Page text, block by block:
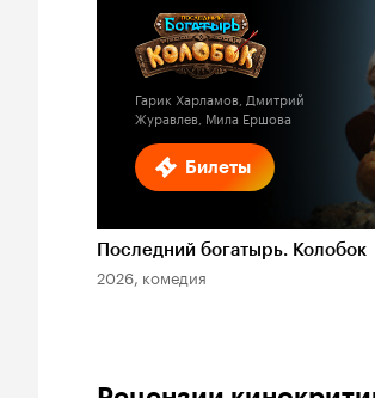
Билеты
Кинопоиска
Гарик Харламов, Дмитрий
Журавлев, Мила Ершова
Последний богатырь. Колобок
2026, комедия